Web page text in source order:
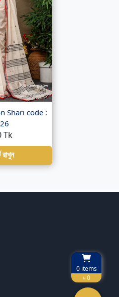
0items
৳ 0
Shari code :
Tk
রাখুন